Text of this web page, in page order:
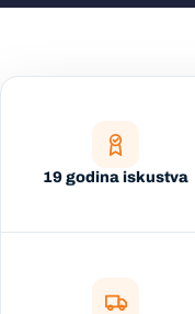
19 godina iskustva